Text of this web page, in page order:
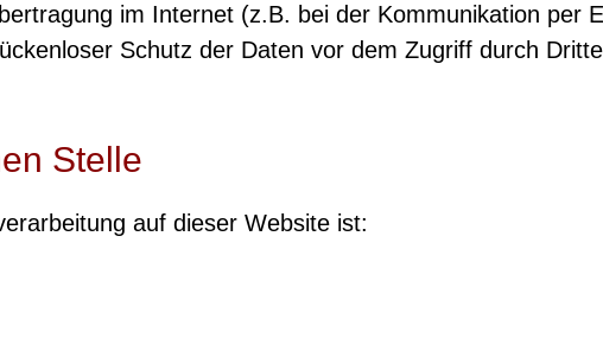
im Internet (z.B. bei der Kommunikation per
Schutz der Daten vor dem Zugriff durch
Stelle
auf dieser Website ist: